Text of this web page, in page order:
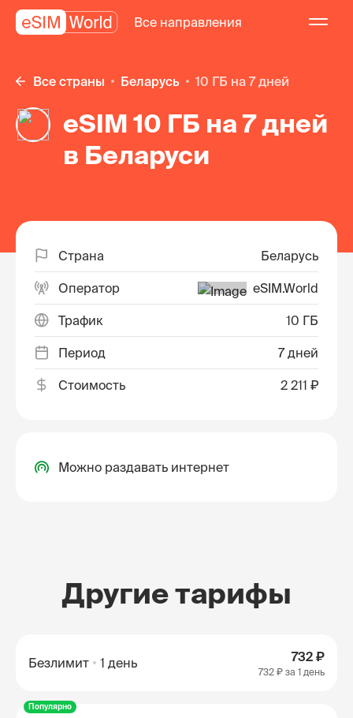
Все направления
Все страны Беларусь 10 ГБ на 7 дней
eSIM 10 ГБ на 7 дней
в Беларуси
Страна Беларусь
Оператор eSIM.World
Трафик 10 ГБ
Период 7 дней
Стоимость 2 211 ₽
Можно раздавать интернет
Другие тарифы
Безлимит 1 день 732 ₽
732 ₽ за 1 день
Популярно